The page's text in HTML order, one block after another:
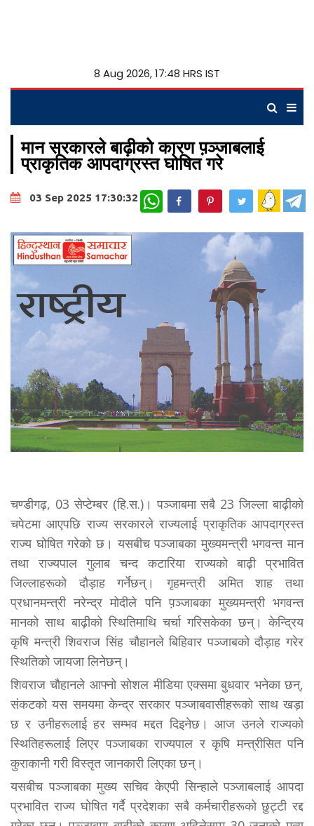
8 Aug 2026, 17:48 HRS IST
मान सरकारले बाढ़ीको कारण प़ञ्जाबलाई
प्राकृतिक आपदाग्रस्त घोषित गरे
03 Sep 2025 17:30:32 WhatsApp
चण्डीगढ़, 03 सेप्टेम्बर (हि.स.)। पञ्जाबमा सबै 23 जिल्ला बाढ़ीको
चपेटमा आएपछि राज्य सरकारले राज्यलाई प्राकृतिक आपदाग्रस्त
राज्य घोषित गरेको छ। यसबीच पञ्जाबका मुख्यमन्त्री भगवन्त मान
तथा राज्यपाल गुलाब चन्द कटारिया राज्यको बाढ़ी प्रभावित
जिल्लाहरूको दौड़ाह गर्नेछन्। गृहमन्त्री अमित शाह तथा
प्रधानमन्त्री नरेन्द्र मोदीले पनि प़ञ्जाबका मुख्यमन्त्री भगवन्त
मानको साथ बाढ़ीको स्थितिमाथि चर्चा गरिसकेका छन्। केन्द्रिय
कृषि मन्त्री शिवराज सिंह चौहानले बिहिवार पञ्जाबको दौड़ाह गरेर
स्थितिको जायजा लिनेछन्।
शिवराज चौहानले आफ्नो सोशल मीडिया एक्समा बुधवार भनेका छन्,
संकटको यस समयमा केन्द्र सरकार पञ्जाबवासीहरूको साथ खड़ा
छ र उनीहरूलाई हर सम्भव मद्दत दिइनेछ। आज उनले राज्यको
स्थितिहरूलाई लिएर पञ्जाबका राज्यपाल र कृषि मन्त्रीसित पनि
कुराकानी गरी विस्तृत जानकारी लिएका छन्।
यसबीच पञ्जाबका मुख्य सचिव केएपी सिन्हाले पञ्जाबलाई आपदा
प्रभावित राज्य घोषित गर्दै प्रदेशका सबै कर्मचारीहरूको छुट्टी रद्द